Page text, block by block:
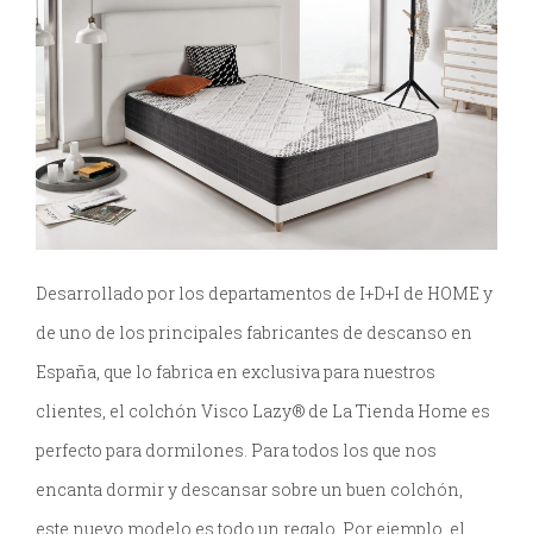
Desarrollado por los departamentos de I+D+I de HOME y
de uno de los principales fabricantes de descanso en
España, que lo fabrica en exclusiva para nuestros
clientes, el colchón Visco Lazy® de La Tienda Home es
perfecto para dormilones. Para todos los que nos
encanta dormir y descansar sobre un buen colchón,
este nuevo modelo es todo un regalo. Por ejemplo, el